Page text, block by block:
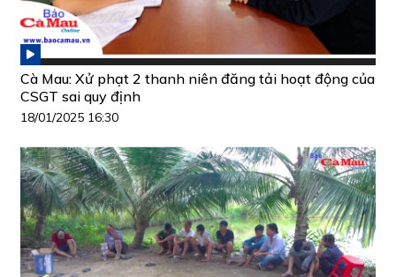
Cà Mau: Xử phạt 2 thanh niên đăng tải hoạt động của
CSGT sai quy định
18/01/2025 16:30